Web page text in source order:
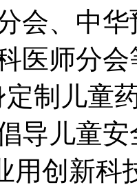
、中
医师分
制儿童
倡导儿童
创新科